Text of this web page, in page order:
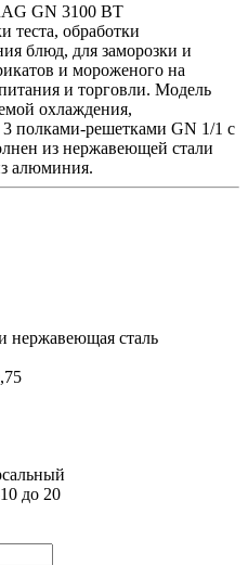
GN 3100 BT
теста, обработки
блюд, для заморозки и
и мороженого на
и торговли. Модель
охлаждения,
полками-решетками GN 1/1 с
из нержавеющей стали
алюминия.
нержавеющая сталь
до 20